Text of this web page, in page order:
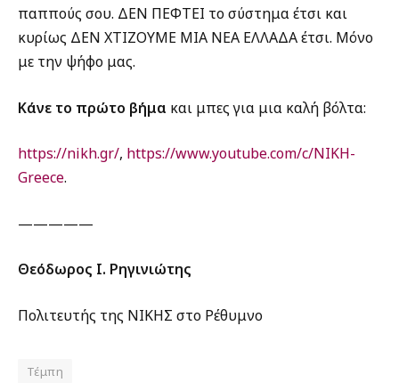
παππούς σου. ΔΕΝ ΠΕΦΤΕΙ το σύστημα έτσι και
κυρίως ΔΕΝ ΧΤΙΖΟΥΜΕ ΜΙΑ ΝΕΑ ΕΛΛΑΔΑ έτσι. Μόνο
με την ψήφο μας.
Κάνε το πρώτο βήμα και μπες για μια καλή βόλτα:
https://nikh.gr/, https://www.youtube.com/c/NIKH-
Greece.
—————
Θεόδωρος Ι. Ρηγινιώτης
Πολιτευτής της ΝΙΚΗΣ στο Ρέθυμνο
Τέμπη